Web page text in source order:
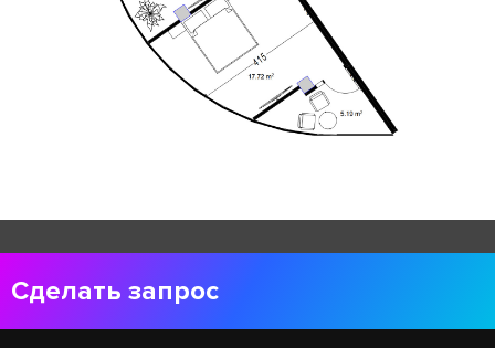
Сделать запрос